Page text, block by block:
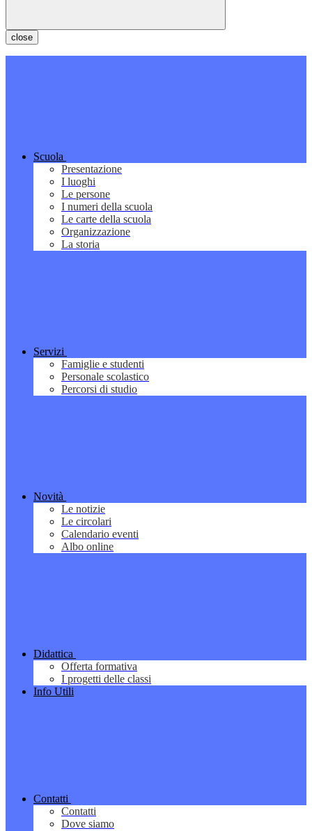
close
Scuola
Presentazione
I luoghi
Le persone
I numeri della scuola
Le carte della scuola
Organizzazione
La storia
Servizi
Famiglie e studenti
Personale scolastico
Percorsi di studio
Novità
Le notizie
Le circolari
Calendario eventi
Albo online
Didattica
Offerta formativa
I progetti delle classi
Info Utili
Contatti
Contatti
Dove siamo